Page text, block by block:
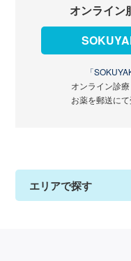
オンライン
「
オンライン診
お薬を郵送に
エリアで探す